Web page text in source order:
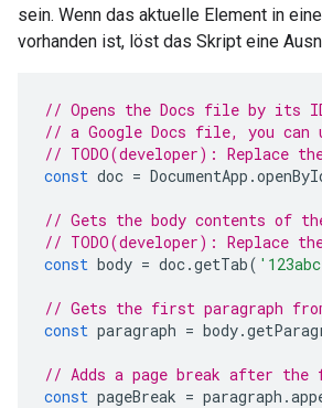
sein. Wenn das aktuelle Element in
vorhanden ist, löst das Skript eine
// Opens the Docs file by its
// a Google Docs file, you can
// TODO(developer): Replace
const doc = DocumentApp .
// Gets the body contents of
// TODO(developer): Replace
const body = doc.getTab(
// Gets the first paragraph
const paragraph = body.
// Adds a page break after the
const pageBreak = paragraph .